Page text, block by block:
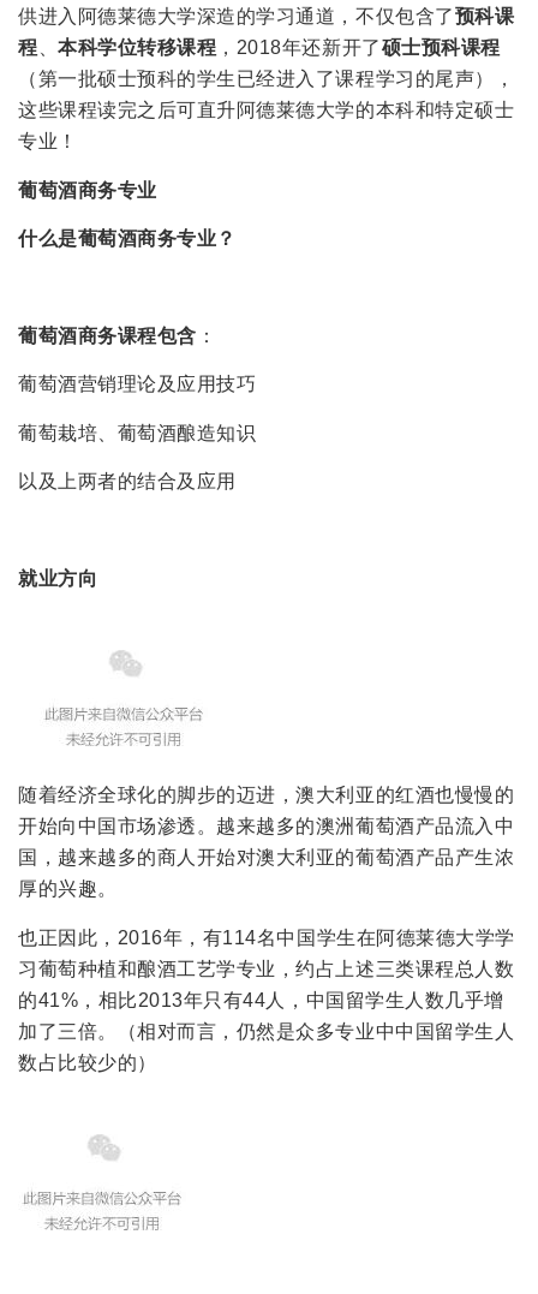
供进入阿德莱德大学深造的学习通道，不仅包含了预科课
程 、本科学位转移课程 ，2018年还新开了硕士预科课程
（第一批硕士预科的学生已经进入了课程学习的尾声），
这些课程读完之后可直升阿德莱德大学的本科和特定硕士
专业！
葡萄酒商务专业
什么是葡萄酒商务专业？
葡萄酒商务课程包含 ：
葡萄酒营销理论及应用技巧
葡萄栽培、葡萄酒酿造知识
以及上两者的结合及应用
就业方向
随着经济全球化的脚步的迈进，澳大利亚的红酒也慢慢的
开始向中国市场渗透。越来越多的澳洲葡萄酒产品流入中
国，越来越多的商人开始对澳大利亚的葡萄酒产品产生浓
厚的兴趣。
也正因此，2016年，有114名中国学生在阿德莱德大学学
习葡萄种植和酿酒工艺学专业，约占上述三类课程总人数
的41%，相比2013年只有44人，中国留学生人数几乎增
加了三倍。（相对而言，仍然是众多专业中中国留学生人
数占比较少的）